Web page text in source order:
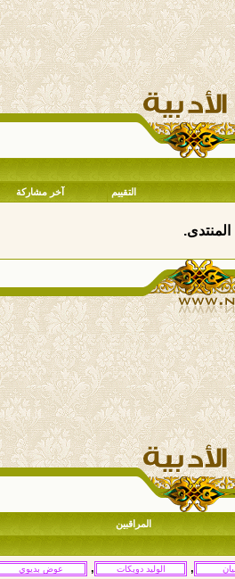
التقييم آخر مشاركة
المراقبين
,
,